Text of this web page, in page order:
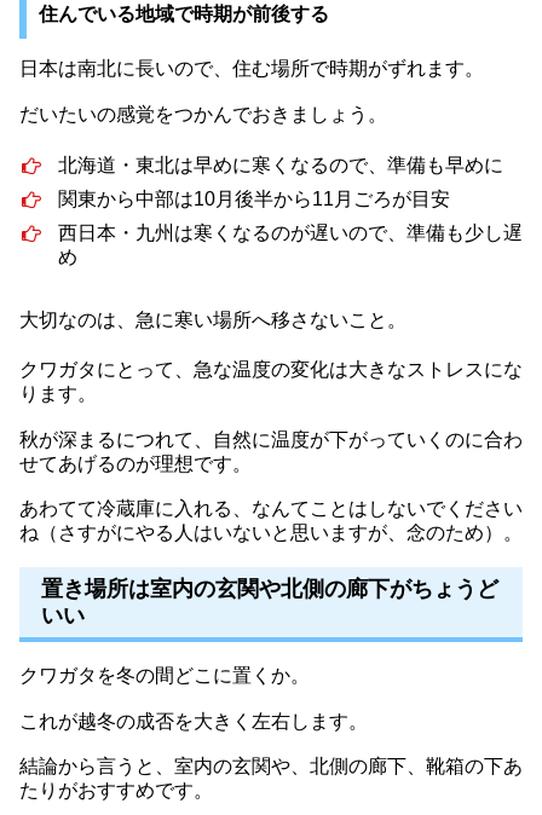
住んでいる地域で時期が前後する
日本は南北に長いので、住む場所で時期がずれます。
だいたいの感覚をつかんでおきましょう。
北海道・東北は早めに寒くなるので、準備も早めに
関東から中部は10月後半から11月ごろが目安
西日本・九州は寒くなるのが遅いので、準備も少し遅
め
大切なのは、急に寒い場所へ移さないこと。
クワガタにとって、急な温度の変化は大きなストレスにな
ります。
秋が深まるにつれて、自然に温度が下がっていくのに合わ
せてあげるのが理想です。
あわてて冷蔵庫に入れる、なんてことはしないでください
ね（さすがにやる人はいないと思いますが、念のため）。
置き場所は室内の玄関や北側の廊下がちょうど
いい
クワガタを冬の間どこに置くか。
これが越冬の成否を大きく左右します。
結論から言うと、室内の玄関や、北側の廊下、靴箱の下あ
たりがおすすめです。